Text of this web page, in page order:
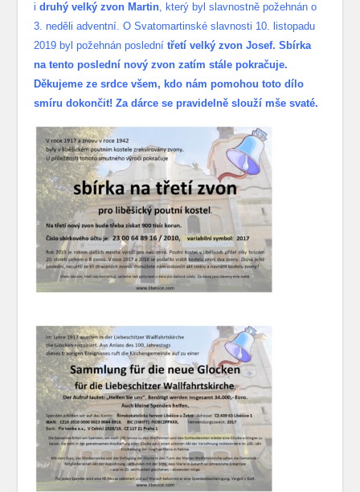
idruhý velký zvon Martin, který byl slavnostně požehnán o
3. neděli adventní. O Svatomartinské slavnosti 10. listopadu
2019 byl požehnán poslednítřetí velký zvon Josef. Sbírka
na tento poslední nový zvon zatím stále pokračuje.
Děkujeme ze srdce všem, kdo nám pomohou toto dílo
smíru dokončit! Za dárce se pravidelně slouží mše svaté.